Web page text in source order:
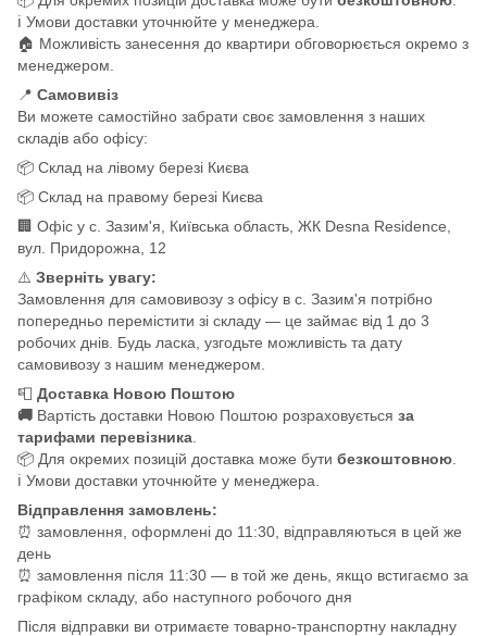
ℹ️ Умови доставки уточнюйте у менеджера.
🏠 Можливість занесення до квартири обговорюється окремо з
менеджером.
📍 Самовивіз
Ви можете самостійно забрати своє замовлення з наших
складів або офісу:
📦 Склад на лівому березі Києва
📦 Склад на правому березі Києва
🏢 Офіс у с. Зазим'я, Київська область, ЖК Desna Residence,
вул. Придорожна, 12
⚠️ Зверніть увагу:
Замовлення для самовивозу з офісу в с. Зазим'я потрібно
попередньо перемістити зі складу — це займає від 1 до 3
робочих днів. Будь ласка, узгодьте можливість та дату
самовивозу з нашим менеджером.
📮 Доставка Новою Поштою
🚚 Вартість доставки Новою Поштою розраховується за
тарифами перевізника
📦 Для окремих позицій доставка може бути безкоштовною
ℹ️ Умови доставки уточнюйте у менеджера.
Відправлення замовлень:
⏰ замовлення, оформлені до 11:30, відправляються в цей же
день
⏰ замовлення після 11:30 — в той же день, якщо встигаємо за
графіком складу, або наступного робочого дня
Після відправки ви отримаєте товарно-транспортну накладну